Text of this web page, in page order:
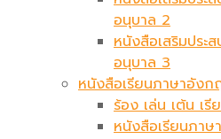
อนุบาล 2
หนังสือเสริมปร
อนุบาล 3
หนังสือเรียนภาษาอังก
ร้อง เล่น เต้น เ
หนังสือเรียนภา